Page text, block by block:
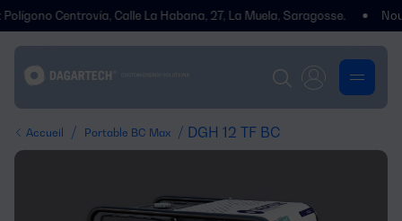
Centrovía, Calle La Habana, 27, La Muela, Saragosse. Nous
Accueil / Portable BC Max / DGH 12 TF BC